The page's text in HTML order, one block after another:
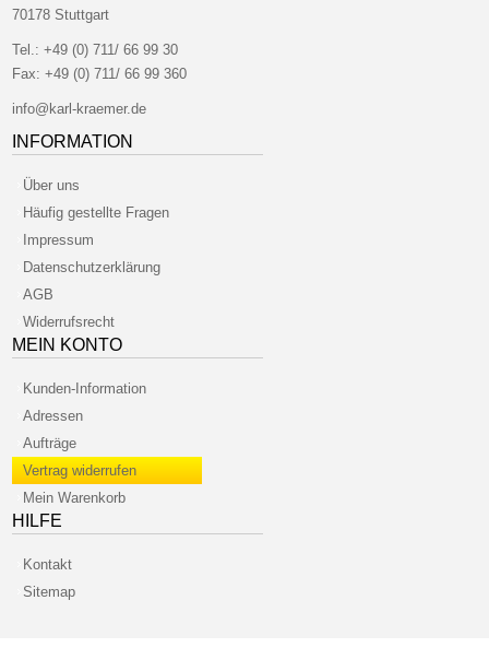
70178 Stuttgart
Tel.:+49 (0) 711/ 66 99 30
Fax: +49 (0) 711/ 66 99 360
info@karl-kraemer.de
INFORMATION
Über uns
Häufig gestellte Fragen
Impressum
Datenschutzerklärung
AGB
Widerrufsrecht
MEIN KONTO
Kunden-Information
Adressen
Aufträge
Vertrag widerrufen
Mein Warenkorb
HILFE
Kontakt
Sitemap